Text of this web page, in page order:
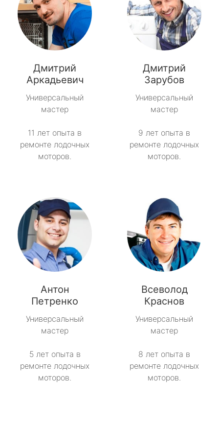
Дмитрий
Аркадьевич
Универсальный
мастер
11 лет опыта в
ремонте лодочных
моторов.
Дмитрий
Зарубов
Универсальный
мастер
9 лет опыта в
ремонте лодочных
моторов.
Антон
Петренко
Универсальный
мастер
5 лет опыта в
ремонте лодочных
моторов.
Всеволод
Краснов
Универсальный
мастер
8 лет опыта в
ремонте лодочных
моторов.